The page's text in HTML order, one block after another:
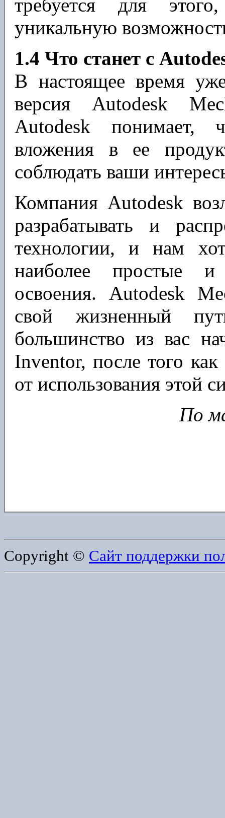
требуется для
уникальную
1.4 Что станет с
В настоящее время
версия Autodesk
Autodesk понимает,
вложения в ее
соблюдать ваши
Компания Autodesk
разрабатывать и
технологии, и нам
наиболее простые
освоения. Autodesk
свой жизненный
большинство из вас
Inventor, после того
от использования этой
По
Copyright © Сайт поддержки